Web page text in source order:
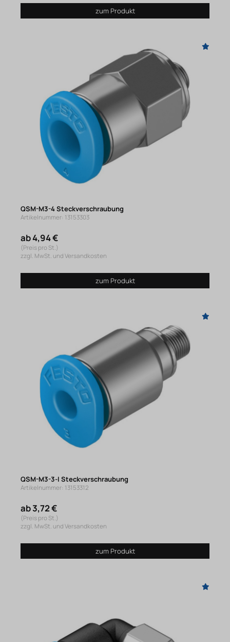
zum Produkt
QSM-M3-4 Steckverschraubung
Artikelnummer: 13153303
ab 4,94 €
(Preis pro St.)
zzgl. MwSt. und Versandkosten
zum Produkt
QSM-M3-3-I Steckverschraubung
Artikelnummer: 13153312
ab 3,72 €
(Preis pro St.)
zzgl. MwSt. und Versandkosten
zum Produkt